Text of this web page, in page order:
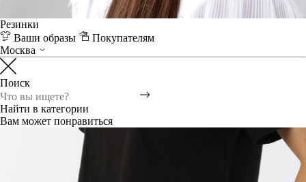
Резинки
Ваши образы
Покупателям
Москва
Поиск
Найти в категории
Вам может понравиться